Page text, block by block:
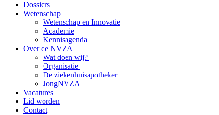
Dossiers
Wetenschap
Wetenschap en Innovatie
Academie
Kennisagenda
Over de NVZA
Wat doen wij?
Organisatie
De ziekenhuisapotheker
JongNVZA
Vacatures
Lid worden
Contact